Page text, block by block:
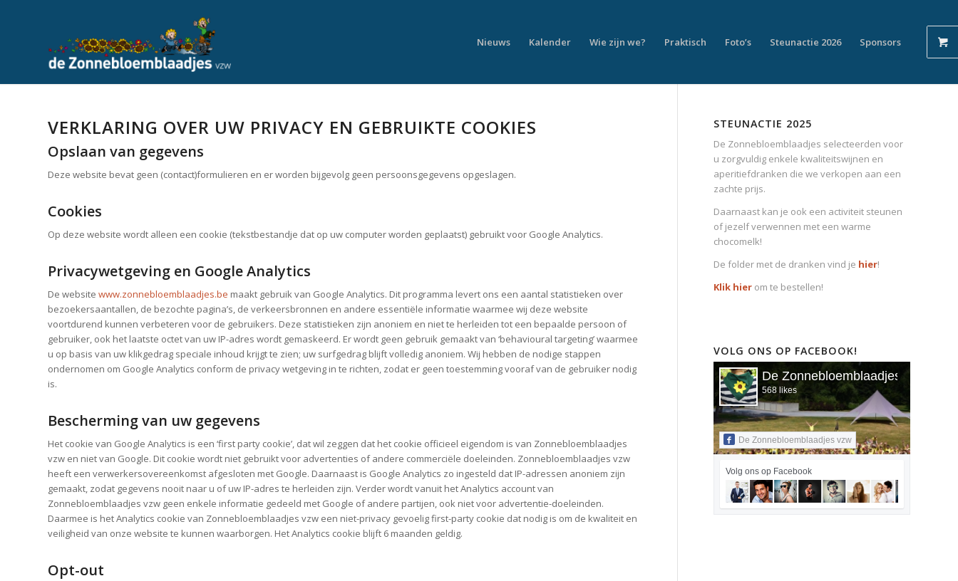
Nieuws Kalender Wie zijn we? Praktisch Foto’s Steunactie 2026 Sponsors
VERKLARING OVER UW PRIVACY EN GEBRUIKTE COOKIES
Opslaan van gegevens
Deze website bevat geen (contact)formulieren en er worden bijgevolg geen persoonsgegevens opgeslagen.
Cookies
Op deze website wordt alleen een cookie (tekstbestandje dat op uw computer worden geplaatst) gebruikt voor Google Analytics.
Privacywetgeving en Google Analytics
De website www.zonnebloemblaadjes.be maakt gebruik van Google Analytics. Dit programma levert ons een aantal statistieken over
bezoekersaantallen, de bezochte pagina’s, de verkeersbronnen en andere essentiële informatie waarmee wij deze website
voortdurend kunnen verbeteren voor de gebruikers. Deze statistieken zijn anoniem en niet te herleiden tot een bepaalde persoon of
gebruiker, ook het laatste octet van uw IP-adres wordt gemaskeerd. Er wordt geen gebruik gemaakt van ‘behavioural targeting’ waarmee
u op basis van uw klikgedrag speciale inhoud krijgt te zien; uw surfgedrag blijft volledig anoniem. Wij hebben de nodige stappen
ondernomen om Google Analytics conform de privacy wetgeving in te richten, zodat er geen toestemming vooraf van de gebruiker nodig
is.
Bescherming van uw gegevens
Het cookie van Google Analytics is een ‘first party cookie’, dat wil zeggen dat het cookie officieel eigendom is van Zonnebloemblaadjes
vzw en niet van Google. Dit cookie wordt niet gebruikt voor advertenties of andere commerciële doeleinden. Zonnebloemblaadjes vzw
heeft een verwerkersovereenkomst afgesloten met Google. Daarnaast is Google Analytics zo ingesteld dat IP-adressen anoniem zijn
gemaakt, zodat gegevens nooit naar u of uw IP-adres te herleiden zijn. Verder wordt vanuit het Analytics account van
Zonnebloemblaadjes vzw geen enkele informatie gedeeld met Google of andere partijen, ook niet voor advertentie-doeleinden.
Daarmee is het Analytics cookie van Zonnebloemblaadjes vzw een niet-privacy gevoelig first-party cookie dat nodig is om de kwaliteit en
veiligheid van onze website te kunnen waarborgen. Het Analytics cookie blijft 6 maanden geldig.
Opt-out
STEUNACTIE 2025
De Zonnebloemblaadjes selecteerden voor
u zorgvuldig enkele kwaliteitswijnen en
aperitiefdranken die we verkopen aan een
zachte prijs.
Daarnaast kan je ook een activiteit steunen
of jezelf verwennen met een warme
chocomelk!
De folder met de dranken vind je hier!
Klik hier om te bestellen!
VOLG ONS OP FACEBOOK!
De Zonnebloemblaadjes vzw
568 likes
De Zonnebloemblaadjes vzw
Volg ons op Facebook